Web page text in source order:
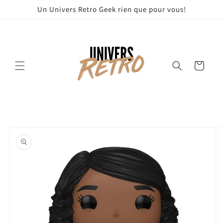
passerUn Univers Retro Geek rien que pour vous!
Panier
informations
produits